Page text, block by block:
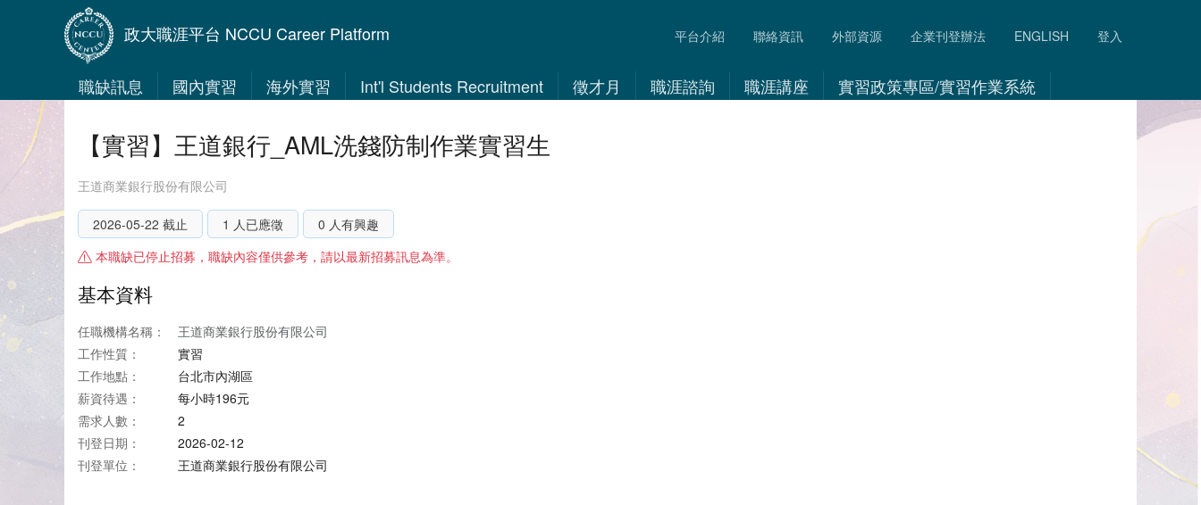
政大職涯平台 NCCU Career Platform 平台介紹 聯絡資訊 外部資源 企業刊登辦法 ENGLISH 登入
職缺訊息 國內實習 海外實習 Int'l Students Recruitment 徵才月 職涯諮詢 職涯講座 實習政策專區/實習作業系統
【實習】王道銀行_AML洗錢防制作業實習生
王道商業銀行股份有限公司
2026-05-22 截止 1 人已應徵
0 人有興趣
本職缺已停止招募，職缺內容僅供參考，請以最新招募訊息為準。
基本資料
任職機構名稱：
王道商業銀行股份有限公司
工作性質：
實習
工作地點：
台北市內湖區
薪資待遇：
每小時196元
需求人數：
2
刊登日期：
2026-02-12
刊登單位：
王道商業銀行股份有限公司